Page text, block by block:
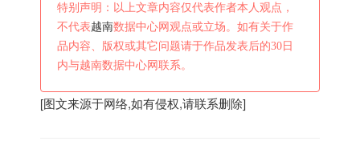
特别声明：以上文章内容仅代表作者本人观点，
不代表越南数据中心网观点或立场。如有关于作
品内容、版权或其它问题请于作品发表后的30日
内与越南数据中心网联系。
[图文来源于网络,如有侵权,请联系删除]